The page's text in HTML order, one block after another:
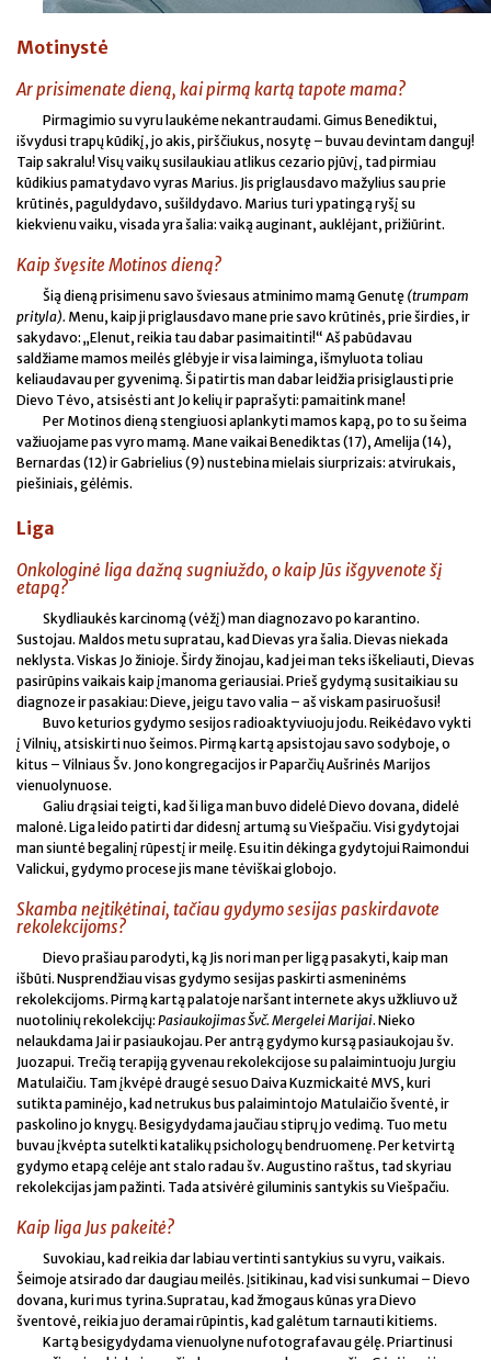
Motinystė
Ar prisimenate dieną, kai pirmą kartą tapote mama?
Pirmagimio su vyru laukėme nekantraudami. Gimus Benediktui,
išvydusi trapų kūdikį, jo akis, pirščiukus, nosytę – buvau devintam danguj!
Taip sakralu! Visų vaikų susilaukiau atlikus cezario pjūvį, tad pirmiau
kūdikius pamatydavo vyras Marius. Jis priglausdavo mažylius sau prie
krūtinės, paguldydavo, sušildydavo. Marius turi ypatingą ryšį su
kiekvienu vaiku, visada yra šalia: vaiką auginant, auklėjant, prižiūrint.
Kaip švęsite Motinos dieną?
Šią dieną prisimenu savo šviesaus atminimo mamą Genutę (trumpam
prityla). Menu, kaip ji priglausdavo mane prie savo krūtinės, prie širdies, ir
sakydavo: „Elenut, reikia tau dabar pasimaitinti!“ Aš pabūdavau
saldžiame mamos meilės glėbyje ir visa laiminga, išmyluota toliau
keliaudavau per gyvenimą. Ši patirtis man dabar leidžia prisiglausti prie
Dievo Tėvo, atsisėsti ant Jo kelių ir paprašyti: pamaitink mane!
Per Motinos dieną stengiuosi aplankyti mamos kapą, po to su šeima
važiuojame pas vyro mamą. Mane vaikai Benediktas (17), Amelija (14),
Bernardas (12) ir Gabrielius (9) nustebina mielais siurprizais: atvirukais,
piešiniais, gėlėmis.
Liga
Onkologinė liga dažną sugniuždo, o kaip Jūs išgyvenote šį
etapą?
Skydliaukės karcinomą (vėžį) man diagnozavo po karantino.
Sustojau. Maldos metu supratau, kad Dievas yra šalia. Dievas niekada
neklysta. Viskas Jo žinioje. Širdy žinojau, kad jei man teks iškeliauti, Dievas
pasirūpins vaikais kaip įmanoma geriausiai. Prieš gydymą susitaikiau su
diagnoze ir pasakiau: Dieve, jeigu tavo valia – aš viskam pasiruošusi!
Buvo keturios gydymo sesijos radioaktyviuoju jodu. Reikėdavo vykti
į Vilnių, atsiskirti nuo šeimos. Pirmą kartą apsistojau savo sodyboje, o
kitus – Vilniaus Šv. Jono kongregacijos ir Paparčių Aušrinės Marijos
vienuolynuose.
Galiu drąsiai teigti, kad ši liga man buvo didelė Dievo dovana, didelė
malonė. Liga leido patirti dar didesnį artumą su Viešpačiu. Visi gydytojai
man siuntė begalinį rūpestį ir meilę. Esu itin dėkinga gydytojui Raimondui
Valickui, gydymo procese jis mane tėviškai globojo.
Skamba neįtikėtinai, tačiau gydymo sesijas paskirdavote
rekolekcijoms?
Dievo prašiau parodyti, ką Jis nori man per ligą pasakyti, kaip man
išbūti. Nusprendžiau visas gydymo sesijas paskirti asmeninėms
rekolekcijoms. Pirmą kartą palatoje naršant internete akys užkliuvo už
nuotolinių rekolekcijų: Pasiaukojimas Švč. Mergelei Marijai. Nieko
nelaukdama Jai ir pasiaukojau. Per antrą gydymo kursą pasiaukojau šv.
Juozapui. Trečią terapiją gyvenau rekolekcijose su palaimintuoju Jurgiu
Matulaičiu. Tam įkvėpė draugė sesuo Daiva Kuzmickaitė MVS, kuri
sutikta paminėjo, kad netrukus bus palaimintojo Matulaičio šventė, ir
paskolino jo knygų. Besigydydama jaučiau stiprų jo vedimą. Tuo metu
buvau įkvėpta sutelkti katalikų psichologų bendruomenę. Per ketvirtą
gydymo etapą celėje ant stalo radau šv. Augustino raštus, tad skyriau
rekolekcijas jam pažinti. Tada atsivėrė giluminis santykis su Viešpačiu.
Kaip liga Jus pakeitė?
Suvokiau, kad reikia dar labiau vertinti santykius su vyru, vaikais.
Šeimoje atsirado dar daugiau meilės. Įsitikinau, kad visi sunkumai – Dievo
dovana, kuri mus tyrina.Supratau, kad žmogaus kūnas yra Dievo
šventovė, reikia juo deramai rūpintis, kad galėtum tarnauti kitiems.
Kartą besigydydama vienuolyne nufotografavau gėlę. Priartinusi